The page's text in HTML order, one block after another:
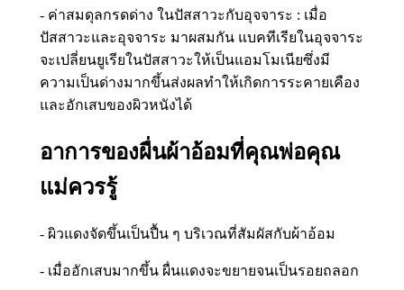
- ค่าสมดุลกรดด่าง ในปัสสาวะกับอุจจาระ : เมื่อ
ปัสสาวะและอุจจาระ มาผสมกัน แบคทีเรียในอุจจาระ
จะเปลี่ยนยูเรียในปัสสาวะให้เป็นแอมโมเนียซึ่งมี
ความเป็นด่างมากขึ้นส่งผลทำให้เกิดการระคายเคือง
และอักเสบของผิวหนังได้
อาการของผื่นผ้าอ้อมที่คุณพ่อคุณ
แม่ควรรู้
- ผิวแดงจัดขึ้นเป็นปื้น ๆ บริเวณที่สัมผัสกับผ้าอ้อม
- เมื่ออักเสบมากขึ้น ผื่นแดงจะขยายจนเป็นรอยถลอก